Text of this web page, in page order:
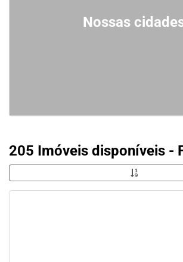
Nossas
205 Imóveis disponíveis -